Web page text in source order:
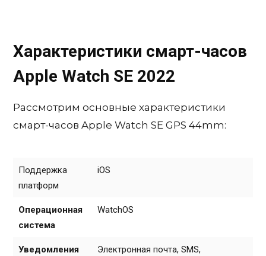
Характеристики смарт-часов
Apple Watch SE 2022
Рассмотрим основные характеристики
смарт-часов Apple Watch SE GPS 44mm:
Поддержка
платформ
iOS
Операционная
система
WatchOS
Уведомления
Электронная почта, SMS,